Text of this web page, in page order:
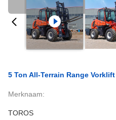
5 Ton All-Terrain Range
Merknaam:
TOROS